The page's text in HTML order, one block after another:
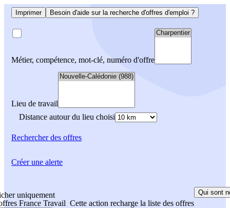
Imprimer Besoin d'aide sur la recherche d'offres d'emploi ?
Métier, compétence, mot-clé, numéro d'offre
Lieu de travail
Distance autour du lieu choisi
Rechercherdes offres
uniquement
France Travail Cette action recharge la liste des offres
Qui sont
Créer une alerte